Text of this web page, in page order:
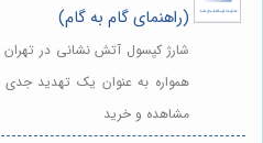
(راهنمای گام به گام)
شارژ کپسول آتش نشانی در
همواره به عنوان یک تهدید
مشاهده و خرید